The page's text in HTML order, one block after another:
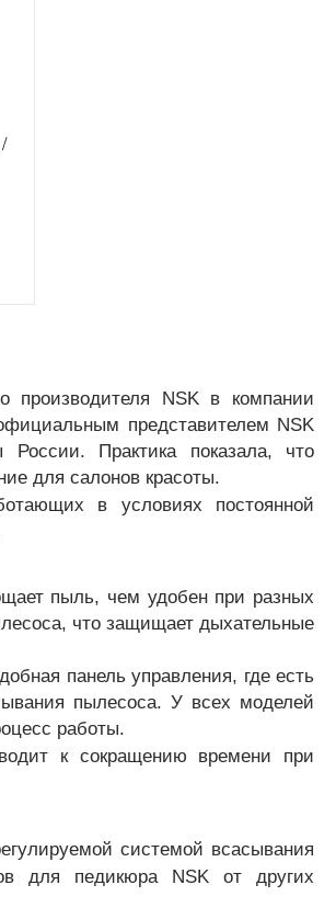
производителя NSK в компании
представителем NSK
Практика показала, что
для салонов красоты.
в условиях постоянной
пыль, чем удобен при разных
что защищает дыхательные
панель управления, где есть
пылесоса. У всех моделей
работы.
к сокращению времени при
системой всасывания
для педикюра NSK от других